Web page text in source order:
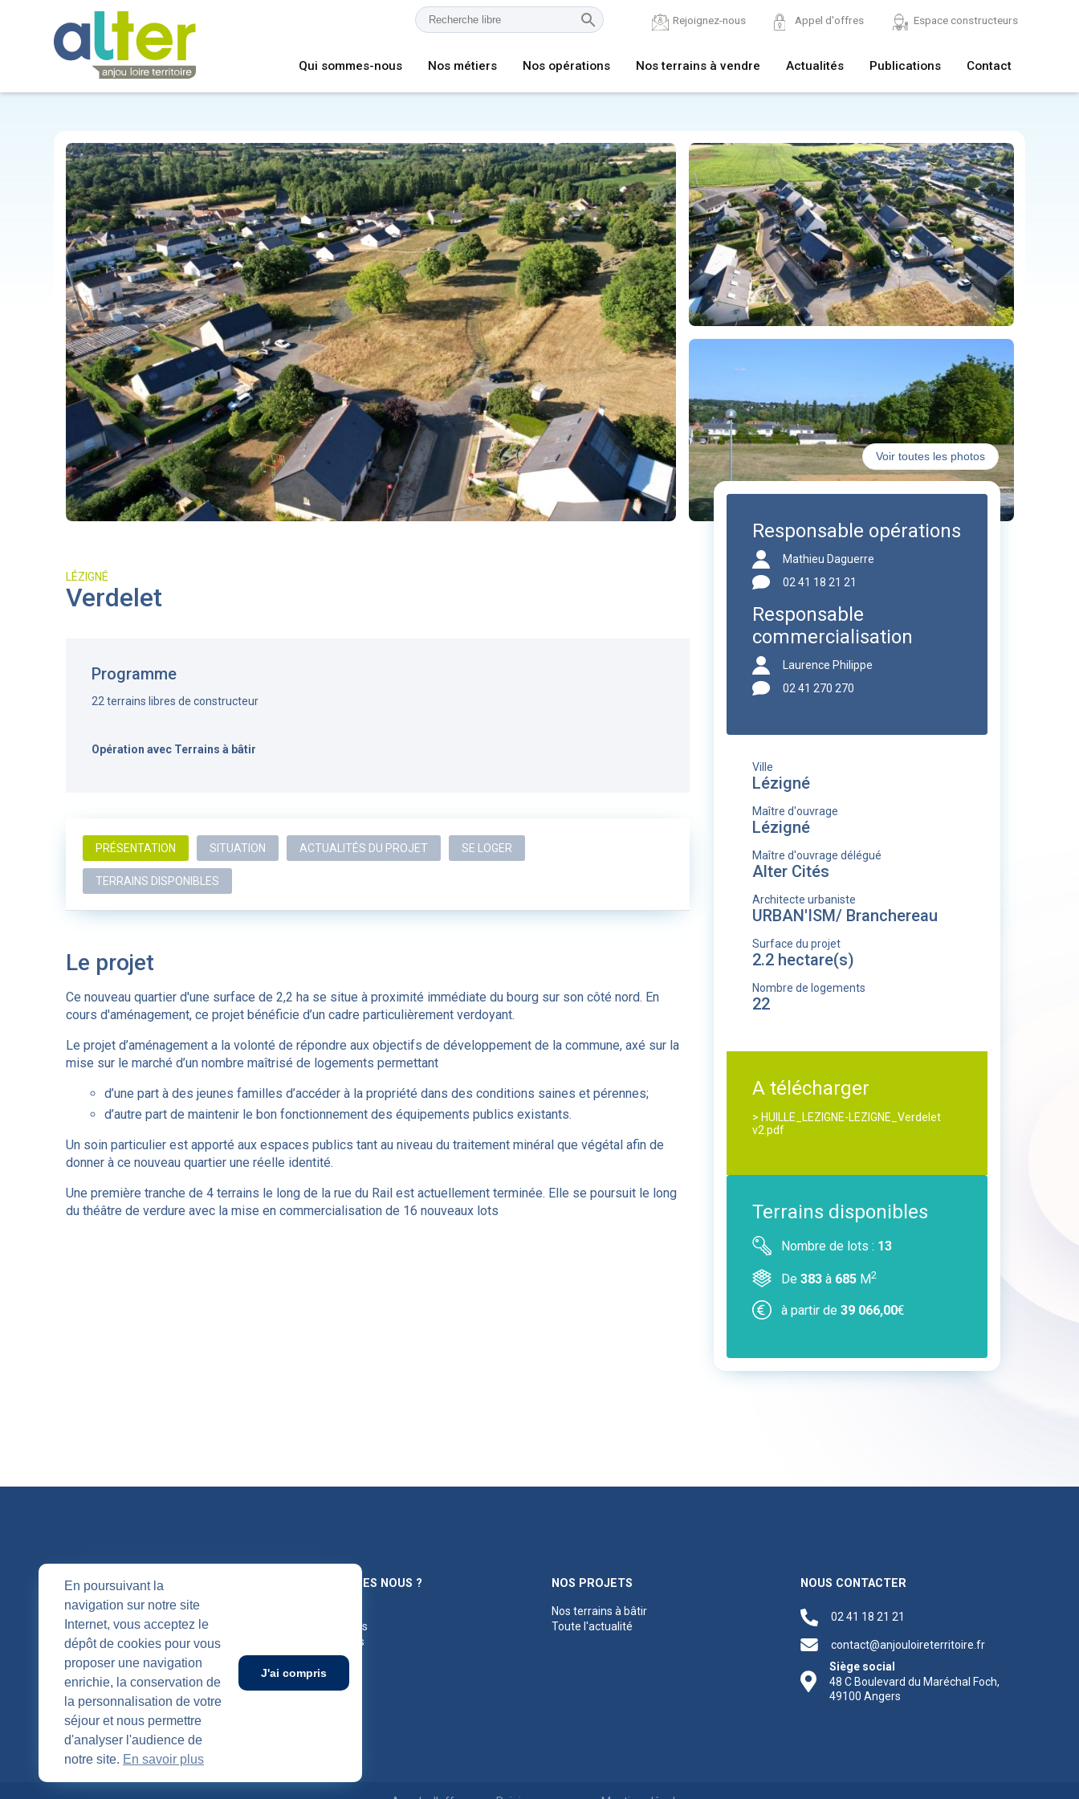
En poursuivant la
navigation sur notre site
Internet, vous acceptez le
dépôt de cookies pour vous
proposer une navigation
enrichie, la conservation de
la personnalisation de votre
séjour et nous permettre
d'analyser l'audience de
notre site. En savoir plus
J'ai compris
Rejoignez-nous Appel d'offres Espace constructeurs
Qui sommes-nous Nos métiers Nos opérations Nos terrains à vendre Actualités Publications Contact
Voir toutes les photos
LÉZIGNÉ
Verdelet
Programme
22 terrains libres de constructeur
Opération avec Terrains à bâtir
PRÉSENTATION SITUATION ACTUALITÉS DU PROJET SE LOGER
TERRAINS DISPONIBLES
Le projet
Ce nouveau quartier d'une surface de 2,2 ha se situe à proximité immédiate du bourg sur son côté nord. En
cours d'aménagement, ce projet bénéficie d’un cadre particulièrement verdoyant.
Le projet d’aménagement a la volonté de répondre aux objectifs de développement de la commune, axé sur la
mise sur le marché d’un nombre maîtrisé de logements permettant
d’une part à des jeunes familles d’accéder à la propriété dans des conditions saines et pérennes;
d’autre part de maintenir le bon fonctionnement des équipements publics existants.
Un soin particulier est apporté aux espaces publics tant au niveau du traitement minéral que végétal afin de
donner à ce nouveau quartier une réelle identité.
Une première tranche de 4 terrains le long de la rue du Rail est actuellement terminée. Elle se poursuit le long
du théâtre de verdure avec la mise en commercialisation de 16 nouveaux lots
Responsable opérations
Mathieu Daguerre
02 41 18 21 21
Responsable
commercialisation
Laurence Philippe
02 41 270 270
Ville
Lézigné
Maître d'ouvrage
Lézigné
Maître d'ouvrage délégué
Alter Cités
Architecte urbaniste
URBAN'ISM/ Branchereau
Surface du projet
2.2 hectare(s)
Nombre de logements
22
A télécharger
> HUILLE_LEZIGNE-LEZIGNE_Verdelet
v2.pdf
Terrains disponibles
Nombre de lots : 13
De 383à 685M2
à partir de 39 066,00€
SUIVEZ-NOUS
QUI SOMMES NOUS ?
Nos agences
Publications
NOS PROJETS
Nos terrains à bâtir
Toute l'actualité
NOUS CONTACTER
02 41 18 21 21
contact@anjouloireterritoire.fr
Siège social
48 C Boulevard du Maréchal Foch,
49100 Angers